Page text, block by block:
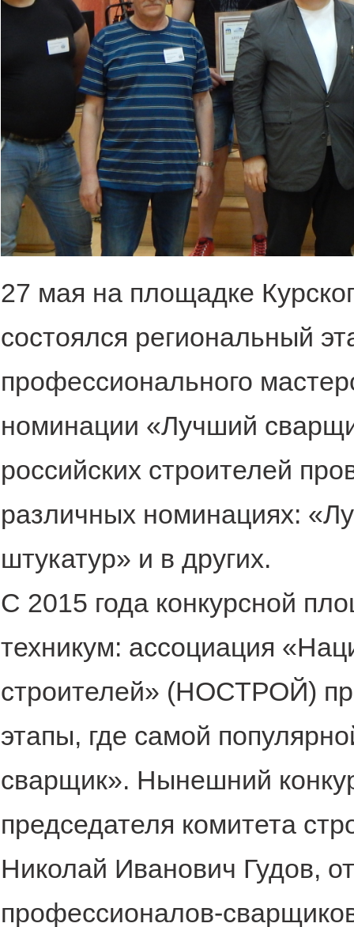
27 мая на площадке
состоялся региональный
профессионального
номинации «Лучший
российских строителей
различных номинациях:
штукатур» и в других.
С 2015 года конкурсной
техникум: ассоциация
строителей» (НОСТРОЙ)
этапы, где самой
сварщик». Нынешний
председателя комитета
Николай Иванович Гудов,
профессионалов-